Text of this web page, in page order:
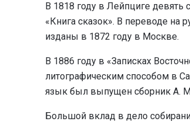
В 1818 году в Лейпциге
«Книга сказок». В переводе на
изданы в 1872 году в Москве.
В 1886 году в «Записках
литографическим способом в
язык был выпущен сборник А.
Большой вклад в дело